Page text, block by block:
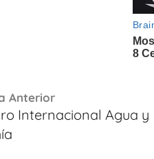
Anterior
Internacional Agua y